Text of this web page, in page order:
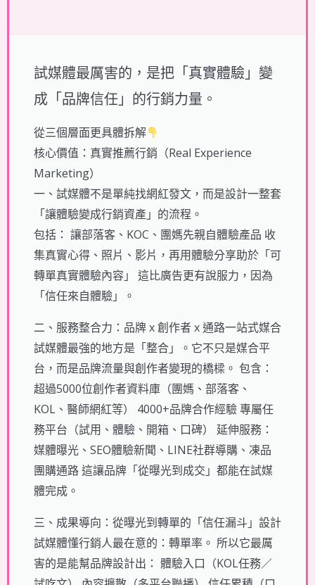
試媒體最厲害的，是把「真實體驗」變
成「品牌信任」的行銷力量。
從三個層面更具體拆解
核心價值：真實推薦行銷（Real Experience
Marketing）
一、試媒體不是單純找網紅發文，而是設計一整套
「讓體驗變成行銷資產」的流程。
包括： 讓部落客、KOC、團媽先親自體驗產品 收
集真實心得、照片、影片，再用體驗分享助於「可
轉單真實體驗內容」 這比廣告更有說服力，因為
「信任來自體驗」。
二、服務整合力：品牌 x 創作者 x 通路一站式媒合
試媒體最強的地方是「整合」。它不只是媒合平
台，而是品牌流量與創作者變現的橋樑。 包含：
超過5000位創作者資料庫（團媽、部落客、
KOL、醫師網紅等） 4000+品牌合作經驗 專屬任
務平台（試用、體驗、開箱、口碑） 延伸服務：
媒體曝光、SEO體驗新聞、LINE社群導購、凍品
團購通路 這讓品牌「從曝光到成交」都能在試媒
體完成。
三、成果導向：從曝光到轉單的「信任漏斗」設計
試媒體懂行銷人最在意的：轉單率。 所以它最厲
害的是能幫品牌設計出： 體驗入口（KOL任務／